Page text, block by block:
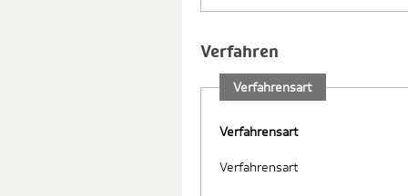
Verfahren
Verfahrensart
Verfahrensart
Verfahrensart